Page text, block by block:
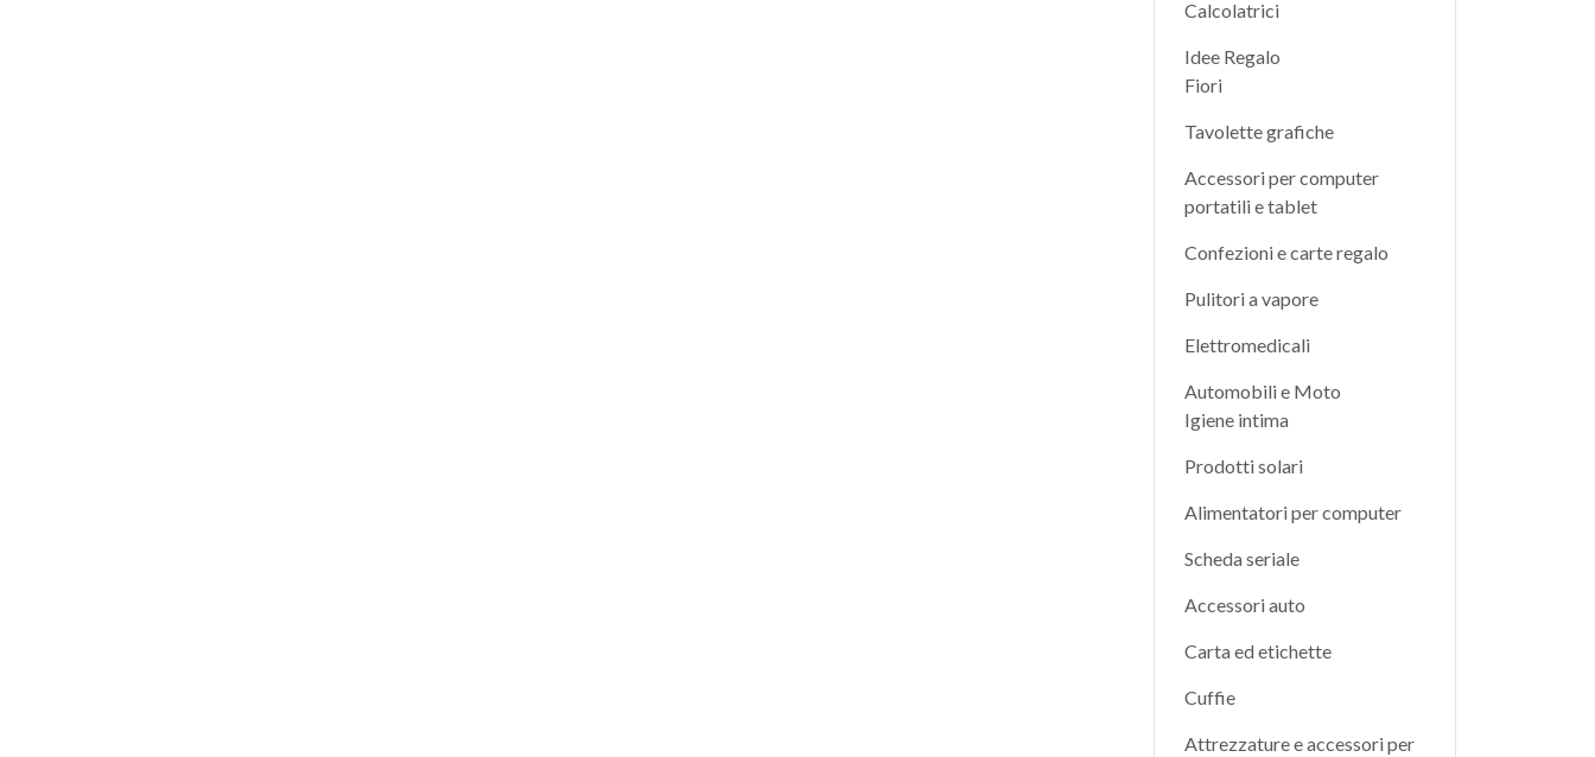
Calcolatrici
Idee Regalo
Fiori
Tavolette grafiche
Accessori per computer
portatili e tablet
Confezioni e carte regalo
Pulitori a vapore
Elettromedicali
Automobili e Moto
Igiene intima
Prodotti solari
Alimentatori per computer
Scheda seriale
Accessori auto
Carta ed etichette
Cuffie
Attrezzature e accessori per